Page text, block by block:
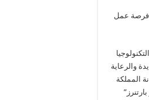
وبدعم من صندوق الاستثمارات العامة، تضم محفظة إي دبليو بارتنرز 18 استثمارًا وقد وفرت أكثر من 6500 فرصة عمل
والرعاية
المملكة